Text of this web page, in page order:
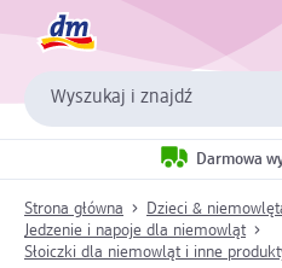
Wyszukaj i znajdź
Darmowa
Strona główna
Dzieci &
Jedzenie i napoje dla niemowląt
Słoiczki dla niemowląt i inne